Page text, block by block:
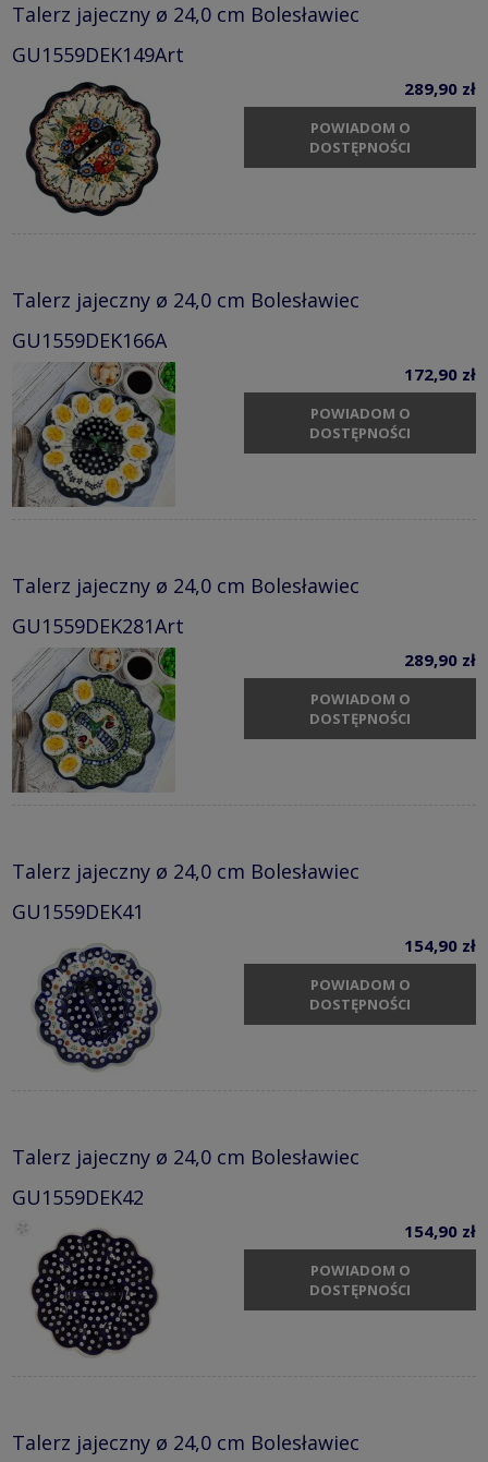
Talerz jajeczny ø 24,0 cm Bolesławiec
GU1559DEK149Art
289,90 zł
POWIADOM O
DOSTĘPNOŚCI
Talerz jajeczny ø 24,0 cm Bolesławiec
GU1559DEK166A
172,90 zł
POWIADOM O
DOSTĘPNOŚCI
Talerz jajeczny ø 24,0 cm Bolesławiec
GU1559DEK281Art
289,90 zł
POWIADOM O
DOSTĘPNOŚCI
Talerz jajeczny ø 24,0 cm Bolesławiec
GU1559DEK41
154,90 zł
POWIADOM O
DOSTĘPNOŚCI
Talerz jajeczny ø 24,0 cm Bolesławiec
GU1559DEK42
154,90 zł
POWIADOM O
DOSTĘPNOŚCI
Talerz jajeczny ø 24,0 cm Bolesławiec